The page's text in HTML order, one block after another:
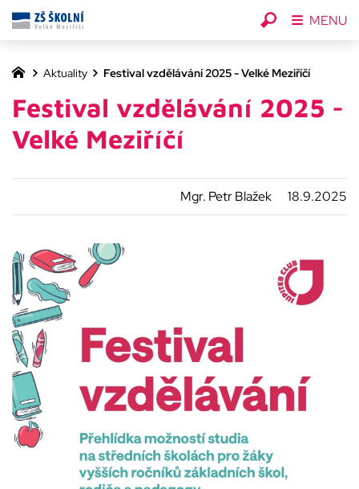
Aktuality Festival vzdělávání 2025 - Velké Meziříčí
Festival vzdělávání 2025 -
Velké Meziříčí
Mgr. Petr Blažek 18.9.2025
MENU